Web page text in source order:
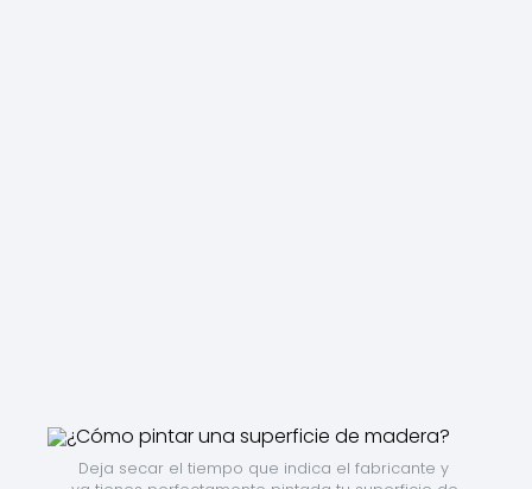
Deja secar el tiempo que indica el fabricante y